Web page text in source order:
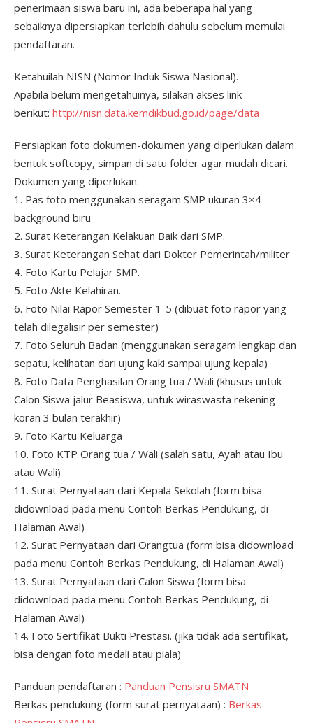
penerimaan siswa baru ini, ada beberapa hal yang
sebaiknya dipersiapkan terlebih dahulu sebelum memulai
pendaftaran.
Ketahuilah NISN (Nomor Induk Siswa Nasional).
Apabila belum mengetahuinya, silakan akses link
berikut: http://nisn.data.kemdikbud.go.id/page/data
Persiapkan foto dokumen-dokumen yang diperlukan dalam
bentuk softcopy, simpan di satu folder agar mudah dicari.
Dokumen yang diperlukan:
1. Pas foto menggunakan seragam SMP ukuran 3×4
background biru
2. Surat Keterangan Kelakuan Baik dari SMP.
3. Surat Keterangan Sehat dari Dokter Pemerintah/militer
4. Foto Kartu Pelajar SMP.
5. Foto Akte Kelahiran.
6. Foto Nilai Rapor Semester 1-5 (dibuat foto rapor yang
telah dilegalisir per semester)
7. Foto Seluruh Badan (menggunakan seragam lengkap dan
sepatu, kelihatan dari ujung kaki sampai ujung kepala)
8. Foto Data Penghasilan Orang tua / Wali (khusus untuk
Calon Siswa jalur Beasiswa, untuk wiraswasta rekening
koran 3 bulan terakhir)
9. Foto Kartu Keluarga
10. Foto KTP Orang tua / Wali (salah satu, Ayah atau Ibu
atau Wali)
11. Surat Pernyataan dari Kepala Sekolah (form bisa
didownload pada menu Contoh Berkas Pendukung, di
Halaman Awal)
12. Surat Pernyataan dari Orangtua (form bisa didownload
pada menu Contoh Berkas Pendukung, di Halaman Awal)
13. Surat Pernyataan dari Calon Siswa (form bisa
didownload pada menu Contoh Berkas Pendukung, di
Halaman Awal)
14. Foto Sertifikat Bukti Prestasi. (jika tidak ada sertifikat,
bisa dengan foto medali atau piala)
Panduan pendaftaran : Panduan Pensisru SMATN
Berkas pendukung (form surat pernyataan) : Berkas